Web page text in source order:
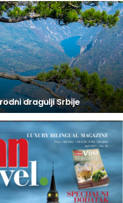
TRAVEL MAGAZINA